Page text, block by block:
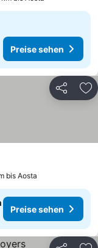
Preise sehen
Teilen
bis Aosta
Preise sehen